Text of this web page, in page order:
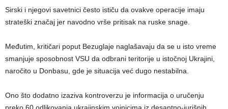
Sirski i njegovi savetnici često ističu da ovakve operacije imaju
strateški značaj jer navodno vrše pritisak na ruske snage.
Međutim, kritičari poput Bezuglaje naglašavaju da se u isto vreme
smanjuje sposobnost VSU da odbrani teritorije u istočnoj Ukrajini,
naročito u Donbasu, gde je situacija već dugo nestabilna.
Ono što dodatno izaziva kontroverzu je informacija o uručenju
preko 60 odlikovanja ukrajinskim vojnicima iz desantno-jurišnih